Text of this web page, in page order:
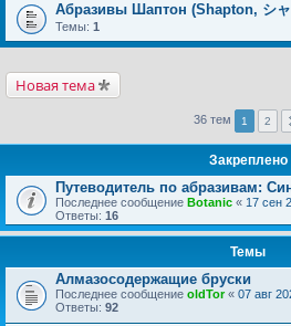
Абразивы Шаптон (Shapton, シャ
Темы: 1
Новая тема
36 тем 1 2
Закреплено
Путеводитель по абразивам:
Последнее сообщение Botanic « 17 сен
Ответы: 16
Темы
Алмазосодержащие бруски
Последнее сообщение oldTor« 07 авг
Ответы: 92